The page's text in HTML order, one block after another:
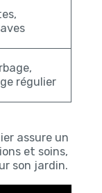
régulier
assure un
et soins,
son jardin.